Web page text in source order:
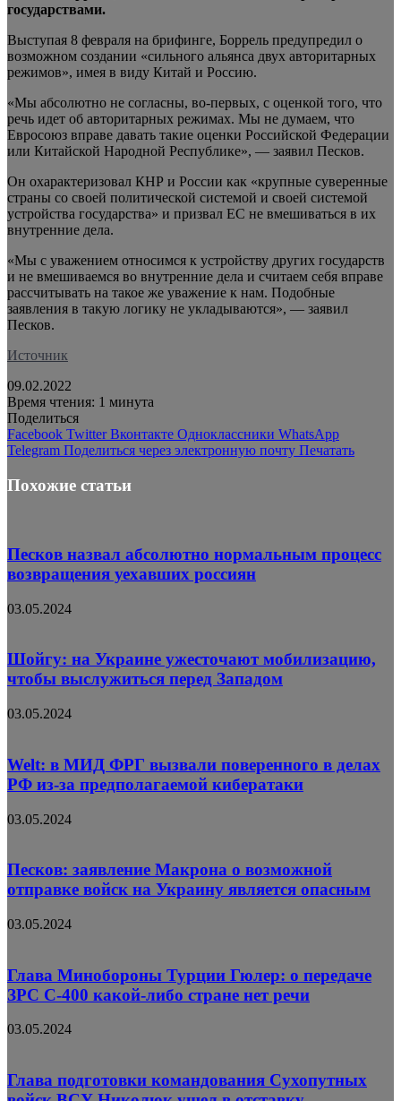
государствами.
Выступая 8 февраля на брифинге, Боррель предупредил о
возможном создании «сильного альянса двух авторитарных
режимов», имея в виду Китай и Россию.
«Мы абсолютно не согласны, во-первых, с оценкой того, что
речь идет об авторитарных режимах. Мы не думаем, что
Евросоюз вправе давать такие оценки Российской Федерации
или Китайской Народной Республике», — заявил Песков.
Он охарактеризовал КНР и России как «крупные суверенные
страны со своей политической системой и своей системой
устройства государства» и призвал ЕС не вмешиваться в их
внутренние дела.
«Мы с уважением относимся к устройству других государств
и не вмешиваемся во внутренние дела и считаем себя вправе
рассчитывать на такое же уважение к нам. Подобные
заявления в такую логику не укладываются», — заявил
Песков.
Источник
09.02.2022
Время чтения: 1 минута
Поделиться
Facebook Twitter Вконтакте Одноклассники WhatsApp
Telegram Поделиться через электронную почту Печатать
Похожие статьи
Песков назвал абсолютно нормальным процесс
возвращения уехавших россиян
03.05.2024
Шойгу: на Украине ужесточают мобилизацию,
чтобы выслужиться перед Западом
03.05.2024
Welt: в МИД ФРГ вызвали поверенного в делах
РФ из-за предполагаемой кибератаки
03.05.2024
Песков: заявление Макрона о возможной
отправке войск на Украину является опасным
03.05.2024
Глава Минобороны Турции Гюлер: о передаче
ЗРС С-400 какой-либо стране нет речи
03.05.2024
Глава подготовки командования Сухопутных